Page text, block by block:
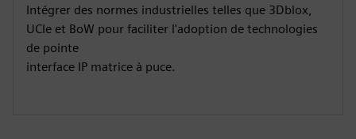
Intégrer des normes industrielles telles que 3Dblox,
UCIe et BoW pour faciliter l'adoption de technologies
de pointe
interface IP matrice à puce.